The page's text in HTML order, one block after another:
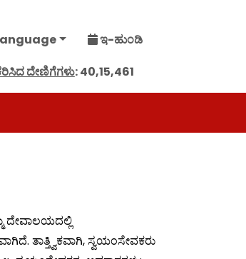
ಇ-ಹುಂಡಿ
ದೇಣಿಗೆಗಳು: ₹40,15,461
ದೇವಾಲಯದಲ್ಲಿ
ತಾತ್ತ್ವಿಕವಾಗಿ, ಸ್ವಯಂಸೇವಕರು